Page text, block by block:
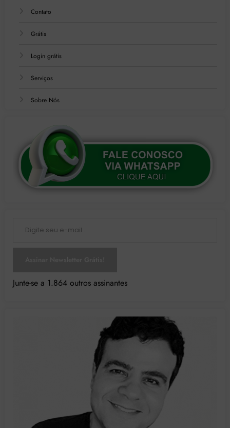
Contato
Grátis
Login grátis
Serviços
Sobre Nós
Junte-se a 1.864 outros assinantes